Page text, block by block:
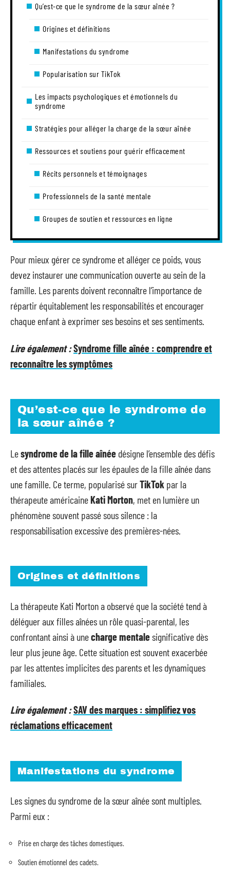
Qu’est-ce que le syndrome de la sœur aînée ?
Origines et définitions
Manifestations du syndrome
Popularisation sur TikTok
Les impacts psychologiques et émotionnels du
syndrome
Stratégies pour alléger la charge de la sœur aînée
Ressources et soutiens pour guérir efficacement
Récits personnels et témoignages
Professionnels de la santé mentale
Groupes de soutien et ressources en ligne
Pour mieux gérer ce syndrome et alléger ce poids, vous
devez instaurer une communication ouverte au sein de la
famille. Les parents doivent reconnaître l’importance de
répartir équitablement les responsabilités et encourager
chaque enfant à exprimer ses besoins et ses sentiments.
Lire également :Syndrome fille aînée : comprendre et
reconnaître les symptômes
Qu’est-ce que le syndrome de
la sœur aînée ?
Lesyndrome de la fille aînée désigne l’ensemble des défis
et des attentes placés sur les épaules de la fille aînée dans
une famille. Ce terme, popularisé surTikTok par la
thérapeute américaineKati Morton, met en lumière un
phénomène souvent passé sous silence : la
responsabilisation excessive des premières-nées.
Origines et définitions
La thérapeute Kati Morton a observé que la société tend à
déléguer aux filles aînées un rôle quasi-parental, les
confrontant ainsi à unecharge mentalesignificative dès
leur plus jeune âge. Cette situation est souvent exacerbée
par les attentes implicites des parents et les dynamiques
familiales.
Lire également :SAV des marques : simplifiez vos
réclamations efficacement
Manifestations du syndrome
Les signes du syndrome de la sœur aînée sont multiples.
Parmi eux :
Prise en charge des tâches domestiques.
Soutien émotionnel des cadets.